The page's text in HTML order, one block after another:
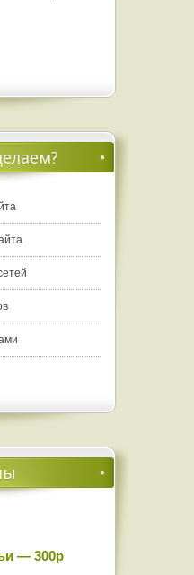
— 300р